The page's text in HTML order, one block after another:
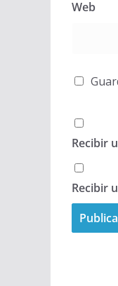
Web
Recibir
Recibir